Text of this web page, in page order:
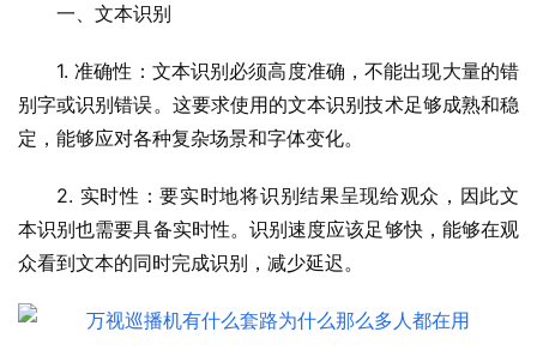
一、文本识别
1. 准确性：文本识别必须高度准确，不能出现大量的错
别字或识别错误。这要求使用的文本识别技术足够成熟和稳
定，能够应对各种复杂场景和字体变化。
2. 实时性：要实时地将识别结果呈现给观众，因此文
本识别也需要具备实时性。识别速度应该足够快，能够在观
众看到文本的同时完成识别，减少延迟。